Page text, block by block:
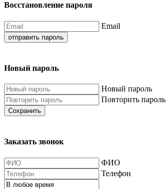
Восстановление пароля
Email
отправить пароль
Новый пароль
Новый пароль
Повторить пароль
Сохранить
Заказать звонок
ФИО
Телефон